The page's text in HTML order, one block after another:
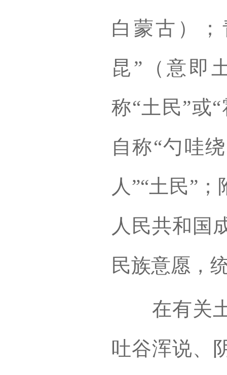
白蒙古）
昆”（意即
称“土民”或
自称“勺哇
人”“土民”
人民共和国
民族意愿，
在有关土
吐谷浑说、